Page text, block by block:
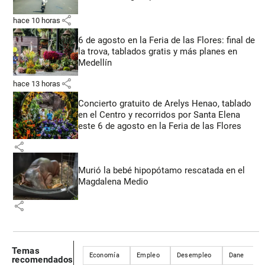
hace 10 horas share
6 de agosto en la Feria de las Flores: final de
la trova, tablados gratis y más planes en
Medellín
hace 13 horas share
Concierto gratuito de Arelys Henao, tablado
en el Centro y recorridos por Santa Elena
este 6 de agosto en la Feria de las Flores
share
Murió la bebé hipopótamo rescatada en el
Magdalena Medio
share
Temas
recomendados
Economía Empleo Desempleo Dane